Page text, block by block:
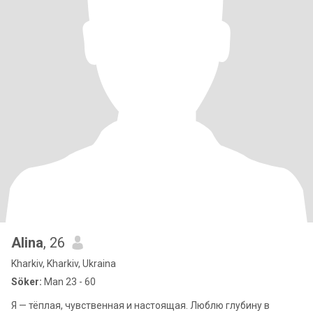
Alina, 26
Kharkiv, Kharkiv, Ukraina
Söker: Man 23 - 60
Я — тёплая, чувственная и настоящая. Люблю глубину в